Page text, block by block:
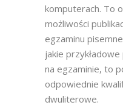
komputerach. To
możliwości
egzaminu
jakie
na egzaminie, to
odpowiednie
dwuliterowe.